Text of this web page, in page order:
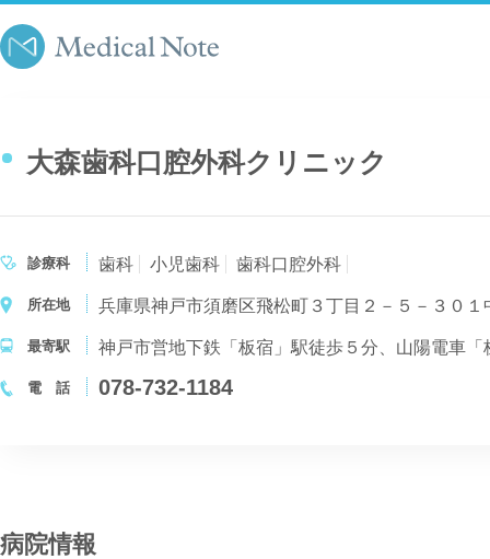
大森歯科口腔外科クリニック
診療科 歯科 小児歯科 歯科口腔外科
所在地 兵庫県神戸市須磨区飛松町３丁目２－５－３０１
最寄駅 神戸市営地下鉄「板宿」駅徒歩５分、山陽電車「
電 話 078-732-1184
病院情報